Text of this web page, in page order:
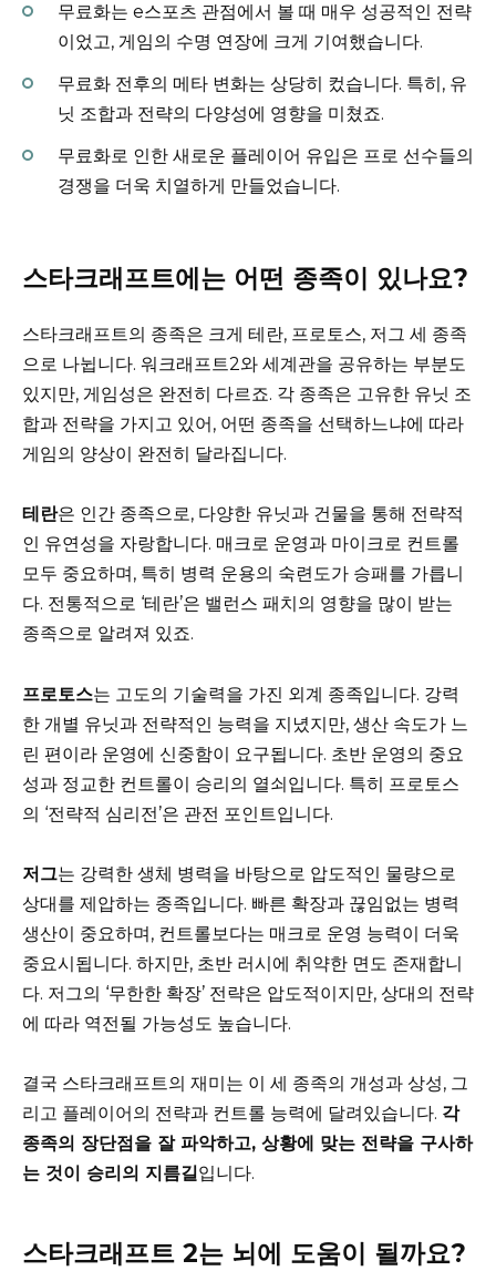
무료화는 e스포츠 관점에서 볼 때 매우 성공적인 전략
이었고, 게임의 수명 연장에 크게 기여했습니다.
무료화 전후의 메타 변화는 상당히 컸습니다. 특히, 유
닛 조합과 전략의 다양성에 영향을 미쳤죠.
무료화로 인한 새로운 플레이어 유입은 프로 선수들의
경쟁을 더욱 치열하게 만들었습니다.
스타크래프트에는 어떤 종족이 있나요?
스타크래프트의 종족은 크게 테란, 프로토스, 저그 세 종족
으로 나뉩니다. 워크래프트2와 세계관을 공유하는 부분도
있지만, 게임성은 완전히 다르죠. 각 종족은 고유한 유닛 조
합과 전략을 가지고 있어, 어떤 종족을 선택하느냐에 따라
게임의 양상이 완전히 달라집니다.
테란은 인간 종족으로, 다양한 유닛과 건물을 통해 전략적
인 유연성을 자랑합니다. 매크로 운영과 마이크로 컨트롤
모두 중요하며, 특히 병력 운용의 숙련도가 승패를 가릅니
다. 전통적으로 ‘테란’은 밸런스 패치의 영향을 많이 받는
종족으로 알려져 있죠.
프로토스는 고도의 기술력을 가진 외계 종족입니다. 강력
한 개별 유닛과 전략적인 능력을 지녔지만, 생산 속도가 느
린 편이라 운영에 신중함이 요구됩니다. 초반 운영의 중요
성과 정교한 컨트롤이 승리의 열쇠입니다. 특히 프로토스
의 ‘전략적 심리전’은 관전 포인트입니다.
저그는 강력한 생체 병력을 바탕으로 압도적인 물량으로
상대를 제압하는 종족입니다. 빠른 확장과 끊임없는 병력
생산이 중요하며, 컨트롤보다는 매크로 운영 능력이 더욱
중요시됩니다. 하지만, 초반 러시에 취약한 면도 존재합니
다. 저그의 ‘무한한 확장’ 전략은 압도적이지만, 상대의 전략
에 따라 역전될 가능성도 높습니다.
결국 스타크래프트의 재미는 이 세 종족의 개성과 상성, 그
리고 플레이어의 전략과 컨트롤 능력에 달려있습니다. 각
종족의 장단점을 잘 파악하고, 상황에 맞는 전략을 구사하
는 것이 승리의 지름길입니다.
스타크래프트 2는 뇌에 도움이 될까요?